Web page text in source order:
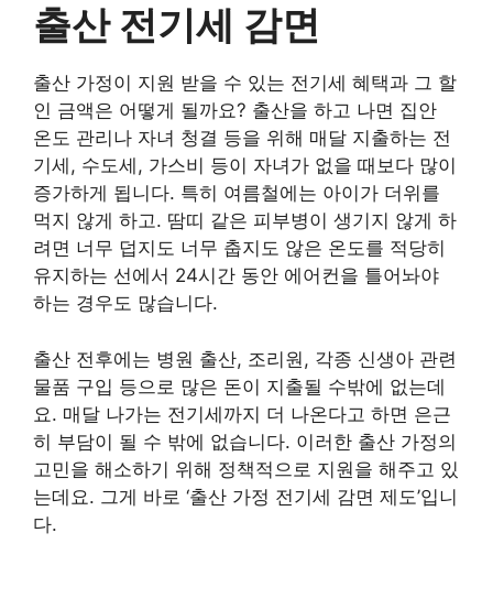
출산 전기세 감면
출산 가정이 지원 받을 수 있는 전기세 혜택과 그 할
인 금액은 어떻게 될까요? 출산을 하고 나면 집안
온도 관리나 자녀 청결 등을 위해 매달 지출하는 전
기세, 수도세, 가스비 등이 자녀가 없을 때보다 많이
증가하게 됩니다. 특히 여름철에는 아이가 더위를
먹지 않게 하고. 땀띠 같은 피부병이 생기지 않게 하
려면 너무 덥지도 너무 춥지도 않은 온도를 적당히
유지하는 선에서 24시간 동안 에어컨을 틀어놔야
하는 경우도 많습니다.
출산 전후에는 병원 출산, 조리원, 각종 신생아 관련
물품 구입 등으로 많은 돈이 지출될 수밖에 없는데
요. 매달 나가는 전기세까지 더 나온다고 하면 은근
히 부담이 될 수 밖에 없습니다. 이러한 출산 가정의
고민을 해소하기 위해 정책적으로 지원을 해주고 있
는데요. 그게 바로 ‘출산 가정 전기세 감면 제도’입니
다.